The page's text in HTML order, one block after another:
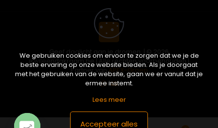
Geef daglicht aan je dromen. | © 2026
ikwileendakraam.be | Alle rechten voorbehouden |
Partner vanAPEX-Groep
We gebruiken cookies om ervoor te zorgen dat we je de
beste ervaring op onze website bieden. Als je doorgaat
met het gebruiken van de website, gaan we er vanuit dat je
ermee instemt.
Lees meer
Accepteer alles